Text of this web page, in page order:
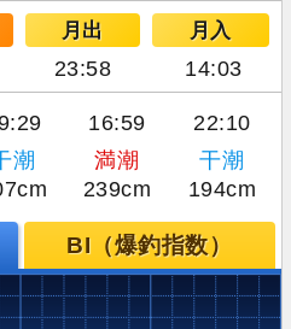
月出 月入
23:58 14:03
16:59 22:10
潮 満潮
干潮
239cm 194cm
BI（爆釣指数）